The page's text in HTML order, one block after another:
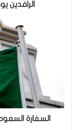
ولايات
السفارة